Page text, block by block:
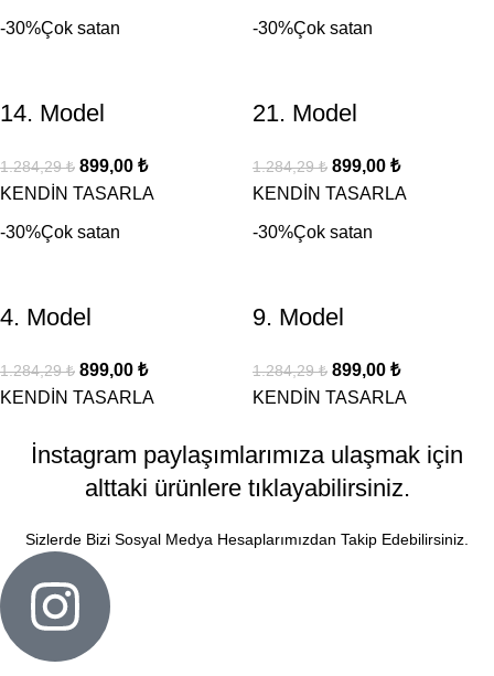
-30%Çok satan
14. Model
1.284,29₺ 899,00 ₺
KENDİN TASARLA
-30%Çok satan
21. Model
1.284,29₺ 899,00 ₺
KENDİN TASARLA
-30%Çok satan
4. Model
1.284,29₺ 899,00 ₺
KENDİN TASARLA
-30%Çok satan
9. Model
1.284,29₺ 899,00 ₺
KENDİN TASARLA
İnstagram paylaşımlarımıza ulaşmak için
alttaki ürünlere tıklayabilirsiniz.
Sizlerde Bizi Sosyal Medya Hesaplarımızdan Takip Edebilirsiniz.